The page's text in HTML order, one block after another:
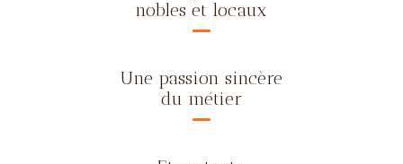
nobles et locaux
Une passion sincère
du métier